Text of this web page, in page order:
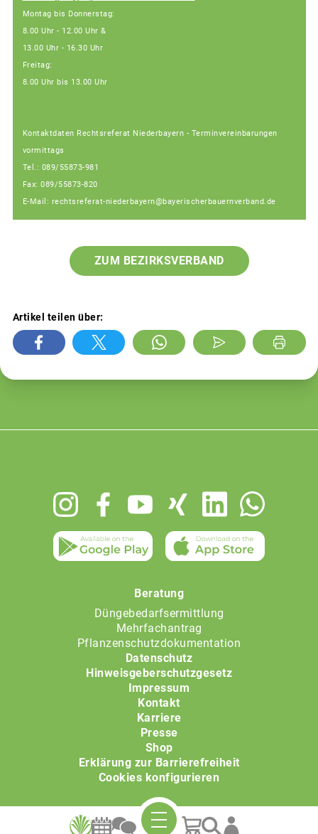
Montag bis Donnerstag:
8.00 Uhr - 12.00 Uhr &
13.00 Uhr - 16.30 Uhr
Freitag:
8.00 Uhr bis 13.00 Uhr
Kontaktdaten Rechtsreferat Niederbayern - Terminvereinbarungen
vormittags
Tel.: 089/55873-981
Fax: 089/55873-820
E-Mail: rechtsreferat-niederbayern@bayerischerbauernverband.de
ZUM BEZIRKSVERBAND
Artikel teilen über:
Beratung
Düngebedarfsermittlung
Mehrfachantrag
Pflanzenschutzdokumentation
Datenschutz
Hinweisgeberschutzgesetz
Impressum
Kontakt
Karriere
Presse
Shop
Erklärung zur Barrierefreiheit
Cookies konfigurieren